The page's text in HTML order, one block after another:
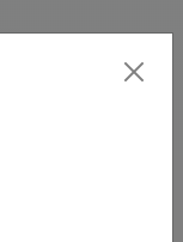
klientiem